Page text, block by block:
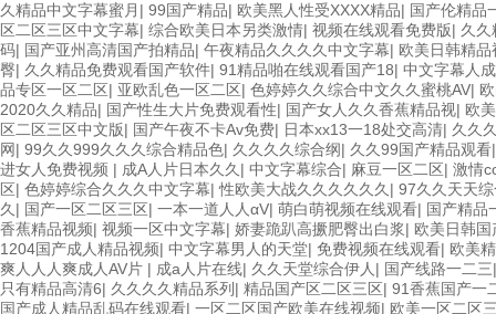
久精品中文字幕蜜月 | 99国产精品| 欧美黑人性受XXXX精品| 国产伦精品
区二区三区中文字幕| 综合欧美日本另类激情| 视频在线观看免费版| 久久
码| 国产亚州高清国产拍精品| 午夜精品久久久久中文字幕| 欧美日韩精
臀| 久久精品免费观看国产软件| 91精品啪在线观看国产18| 中文字幕人
品专区一区二区| 亚欧乱色一区二区| 色婷婷久久综合中文久久蜜桃AV|
2020久久精品| 国产性生大片免费观看性| 国产女人久久香蕉精品视| 欧
区二区三区中文版| 国产午夜不卡Av免费| 日本xx13一18处交高清| 久久
网| 99久久999久久久综合精品色| 久久久久综合纲| 久久99国产精品观看
进女人免费视频 | 成A人片日本久久 | 中文字幕综合| 麻豆一区二区| 激情
区| 色婷婷综合久久久中文字幕|性欧美大战久久久久久久 | 97久久天天
久 | 国产一区二区三区| 一本一道人人αV| 萌白萌视频在线观看| 国产精品
香蕉精品视频| 视频一区中文字幕| 娇妻跪趴高撅肥臀出白浆| 欧美日韩国
1204国产成人精品视频| 中文字幕男人的天堂| 免费视频在线观看| 欧美
爽人人人爽成人AV片 | 成a人片在线| 久久天堂综合伊人 | 国产线路一二三
只有精品高清6| 久久久久精品系列 | 精品国产区二区三区| 91香蕉国产一
国产成人精品乱码在线观看| 一区二区国产欧美在线视频| 欧美一区二区